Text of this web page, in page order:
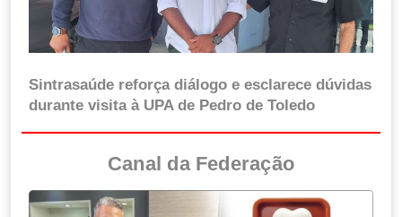
Sintrasaúde reforça diálogo e esclarece dúvidas
durante visita à UPA de Pedro de Toledo
Canal da Federação